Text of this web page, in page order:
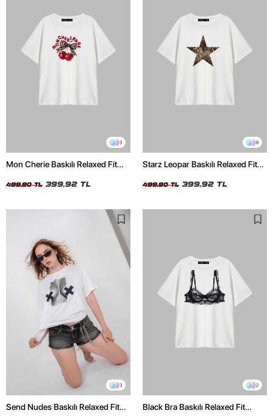
3
Mon Cherie Baskılı Relaxed Fit
499,90 TL 399,92 TL
8
Starz Leopar Baskılı Relaxed Fit
499,90 TL 399,92 TL
3
Send Nudes Baskılı Relaxed Fit
2
Black Bra Baskılı Relaxed Fit